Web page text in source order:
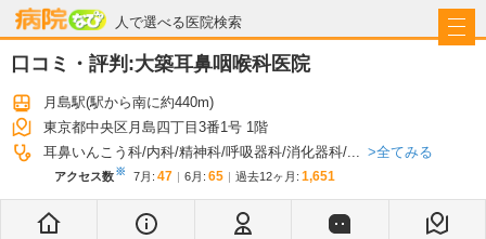
人で選べる医院検索
病院なび
口コミ・評判:大築耳鼻咽喉科医院
月島駅(駅から南に約440m)
東京都中央区月島四丁目3番1号 1階
耳鼻いんこう科 内科 精神科 呼吸器科 消化器科 ... 全てみる
アクセス数※ 7月 : 47 6月 : 65 過去12ヶ月: 1,651